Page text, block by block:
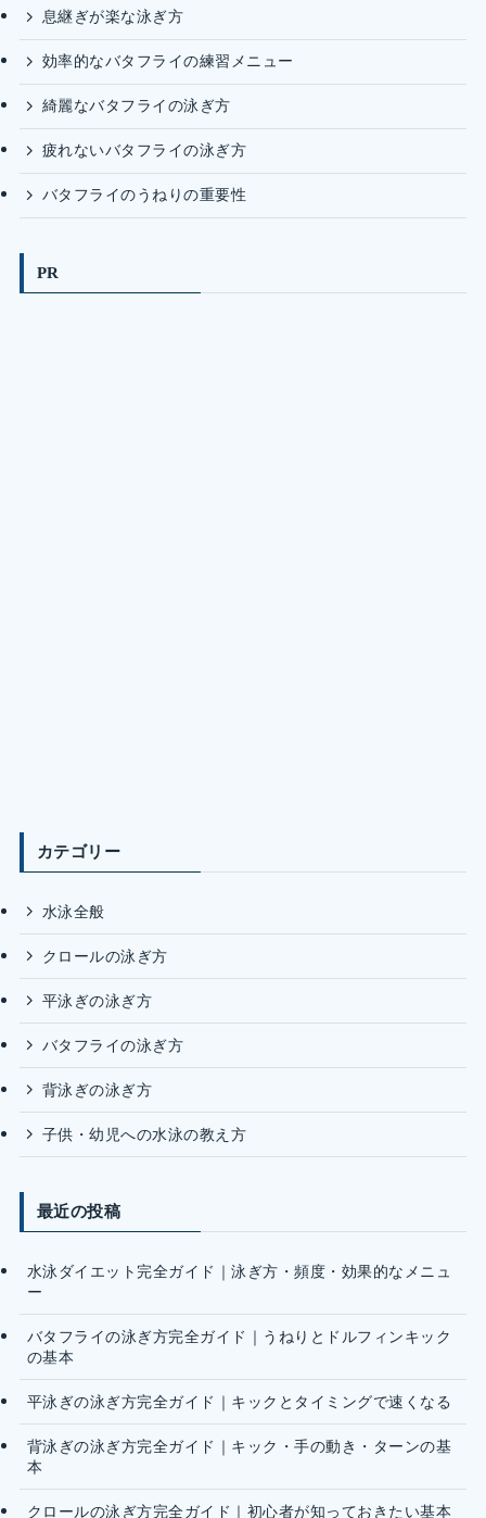
息継ぎが楽な泳ぎ方
効率的なバタフライの練習メニュー
綺麗なバタフライの泳ぎ方
疲れないバタフライの泳ぎ方
バタフライのうねりの重要性
PR
カテゴリー
水泳全般
クロールの泳ぎ方
平泳ぎの泳ぎ方
バタフライの泳ぎ方
背泳ぎの泳ぎ方
子供・幼児への水泳の教え方
最近の投稿
水泳ダイエット完全ガイド｜泳ぎ方・頻度・効果的なメニュ
ー
バタフライの泳ぎ方完全ガイド｜うねりとドルフィンキック
の基本
平泳ぎの泳ぎ方完全ガイド｜キックとタイミングで速くなる
背泳ぎの泳ぎ方完全ガイド｜キック・手の動き・ターンの基
本
クロールの泳ぎ方完全ガイド｜初心者が知っておきたい基本